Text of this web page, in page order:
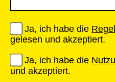
Ja, ich habe die
gelesen und akzeptiert.
Ja, ich habe die
und akzeptiert.